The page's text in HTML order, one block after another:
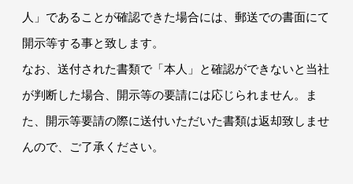
人」であることが確認できた場合には、郵送での書面にて
開示等する事と致します。
なお、送付された書類で「本人」と確認ができないと当社
が判断した場合、開示等の要請には応じられません。ま
た、開示等要請の際に送付いただいた書類は返却致しませ
んので、ご了承ください。